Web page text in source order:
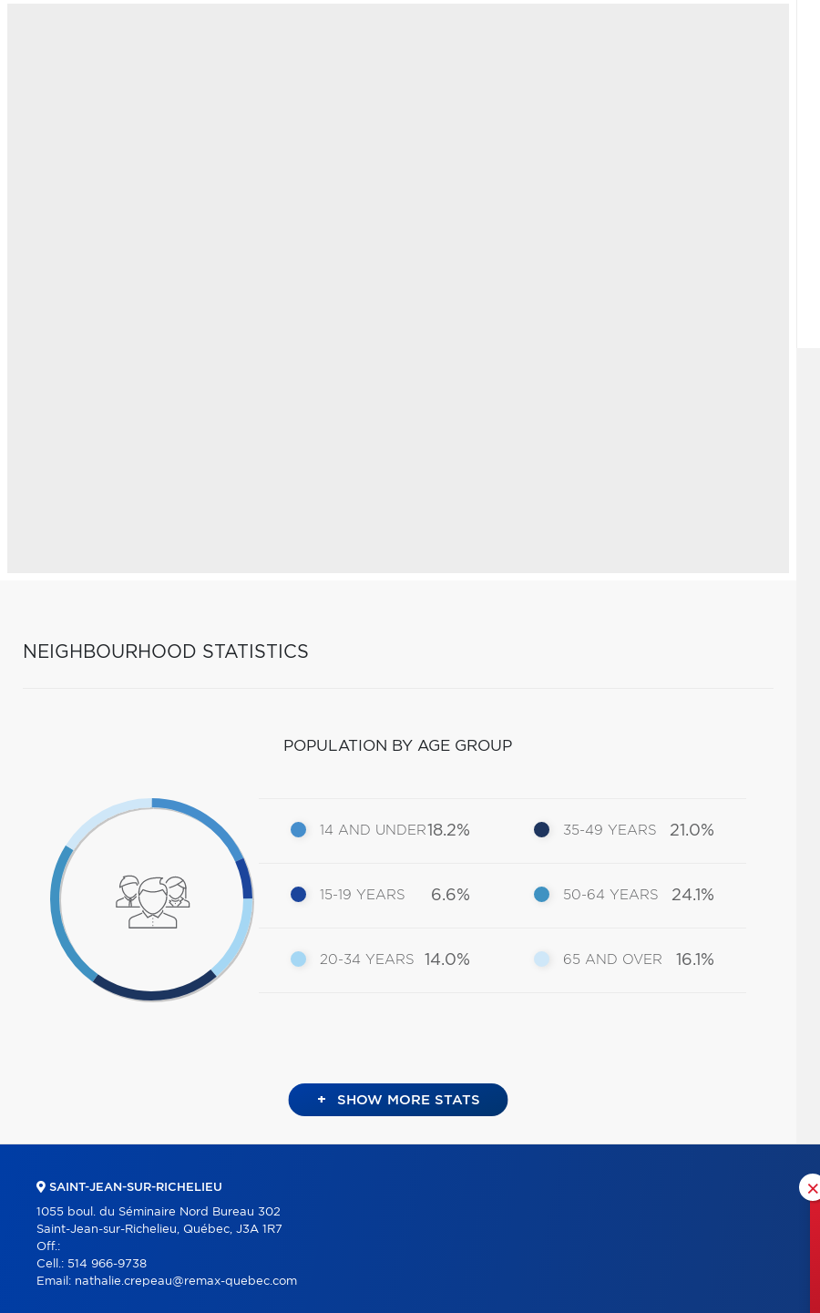
NEIGHBOURHOOD STATISTICS
POPULATION BY AGE GROUP
14 AND UNDER18.2%
15-19 YEARS 6.6%
20-34 YEARS 14.0%
35-49 YEARS 21.0%
50-64 YEARS 24.1%
65 AND OVER 16.1%
+ SHOW MORE STATS
×
SAINT-JEAN-SUR-RICHELIEU
1055 boul. du Séminaire Nord Bureau 302
Saint-Jean-sur-Richelieu, Québec, J3A 1R7
Off.:
Cell.: 514 966-9738
Email: nathalie.crepeau@remax-quebec.com